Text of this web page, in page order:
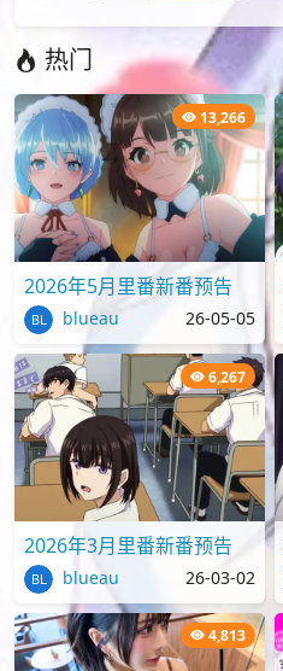
热门
13,266
2026年5月里番新番预告
blueau 26-05-05
6,267
2026年3月里番新番预告
blueau 26-03-02
4,813